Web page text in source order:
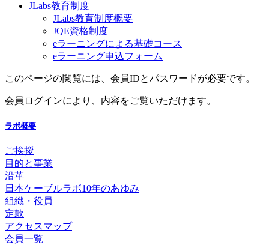
JLabs教育制度
JLabs教育制度概要
JQE資格制度
eラーニングによる基礎コース
eラーニング申込フォーム
このページの閲覧には、会員IDとパスワードが必要です。
会員ログインにより、内容をご覧いただけます。
ラボ概要
ご挨拶
目的と事業
沿革
日本ケーブルラボ10年のあゆみ
組織・役員
定款
アクセスマップ
会員一覧